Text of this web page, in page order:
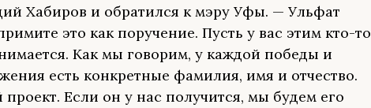
Хабиров и обратился к мэру Уфы. — Ульфат
это как поручение. Пусть у вас этим кто-то
Как мы говорим, у каждой победы и
есть конкретные фамилия, имя и отчество.
Если он у нас получится, мы будем его